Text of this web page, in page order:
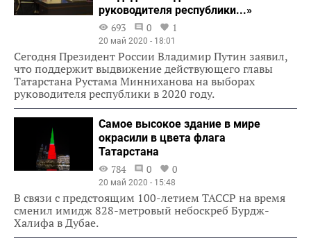
руководителя республики...»
693
0 1
20 май 2020 - 18:01
Сегодня Президент России Владимир Путин заявил,
что поддержит выдвижение действующего главы
Татарстана Рустама Минниханова на выборах
руководителя республики в 2020 году.
Cамое высокое здание в мире
окрасили в цвета флага
Татарстана
784
0 0
20 май 2020 - 15:48
В связи с предстоящим 100-летием ТАССР на время
сменил имидж 828-метровый небоскреб Бурдж-
Халифа в Дубае.